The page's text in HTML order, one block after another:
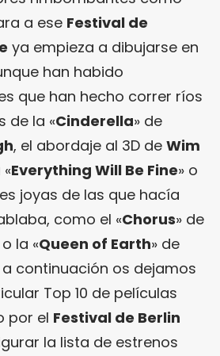
a ese Festival de
ya empieza a dibujarse en
han habido
que han hecho correr ríos
de la «Cinderella» de
, el abordaje al 3D de Wim
Everything Will Be Fine» o
joyas de las que hacía
como el «Chorus» de
o la «Queen of Earth» de
a continuación os dejamos
Top 10 de películas
por el Festival de Berlin
la lista de estrenos